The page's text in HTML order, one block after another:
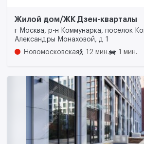
Жилой дом/ЖК Дзен-кварталы
г Москва, р-н Коммунарка, поселок
Александры Монаховой, д 1
Новомосковская
12 мин. 1 мин.